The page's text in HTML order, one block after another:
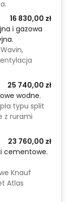
16 830,00 zł
i gazowa
Wavin,
25 740,00 zł
wodne.
typu split
z rurami
23 760,00 zł
cementowe.
Knauf
Atlas